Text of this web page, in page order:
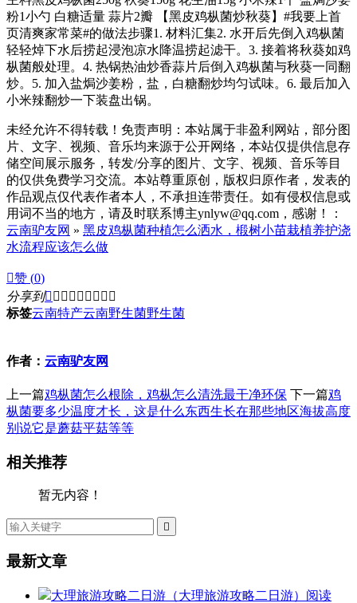
粉1小勺 白糖适量 蒜片2瓣 【黑皮鸡枞菌炒秋葵】#我要上首
页清爽家常菜#的做法步骤1. 材料汇集2. 水开后先倒入鸡枞菌
轻轻焯下水后捞起浸泡凉水降温捞起滤干。3. 接着将秋葵如鸡
枞菌般处理。4. 热锅热油炒香蒜片后倒入鸡枞菌与秋葵一同翻
炒。5. 加入盐焗沙姜粉，盐，白糖翻炒均匀试味。6. 最后加入
小米辣翻炒一下装盘出锅。
未经允许不得转载！免责声明：本站属于非盈利网站，部分图
片、文字、视频、音乐均来源于公开网络，本站仅提供信息存
储空间展示服务，转发/分享的图片、文字、视频、音乐等目
的仅供免费学习交流。本站尊重原创，版权归原作者，发表的
作品观点仅代表作者本人，不承担连带责任。如有侵权信息或
用词不当的地方，请及时联系博主ynlyw@qq.com，感谢！：
云南驴友网 » 黑皮鸡枞菌种植怎么洒水，椴树小苗栽植养护浇
水流程应该怎么做
赞 (0)
分享到        
标签云南特产云南野生菌野生菌
作者： 云南驴友网
上一篇鸡枞菌怎么根除，鸡枞怎么清洗最干净环保 下一篇鸡
枞菌要多少温度才长，这是什么东西生长在那些地区海拔高度
别说它是蘑菇平菇等等
相关推荐
暂无内容！

最新文章
大理旅游攻略二日游（大理旅游攻略二日游） 阅读